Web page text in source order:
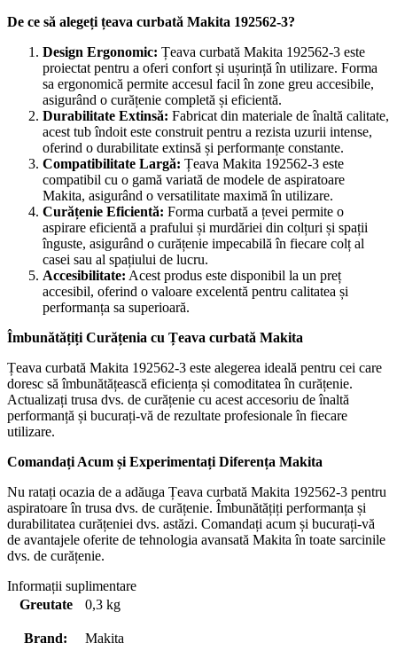
De ce să alegeți țeava curbată Makita 192562-3?
Design Ergonomic: Țeava curbată Makita 192562-3 este
proiectat pentru a oferi confort și ușurință în utilizare. Forma
sa ergonomică permite accesul facil în zone greu accesibile,
asigurând o curățenie completă și eficientă.
Durabilitate Extinsă: Fabricat din materiale de înaltă calitate,
acest tub îndoit este construit pentru a rezista uzurii intense,
oferind o durabilitate extinsă și performanțe constante.
Compatibilitate Largă: Țeava Makita 192562-3 este
compatibil cu o gamă variată de modele de aspiratoare
Makita, asigurând o versatilitate maximă în utilizare.
Curățenie Eficientă: Forma curbată a țevei permite o
aspirare eficientă a prafului și murdăriei din colțuri și spații
înguste, asigurând o curățenie impecabilă în fiecare colț al
casei sau al spațiului de lucru.
Accesibilitate: Acest produs este disponibil la un preț
accesibil, oferind o valoare excelentă pentru calitatea și
performanța sa superioară.
Îmbunătățiți Curățenia cu Țeava curbată Makita
Țeava curbată Makita 192562-3 este alegerea ideală pentru cei care
doresc să îmbunătățească eficiența și comoditatea în curățenie.
Actualizați trusa dvs. de curățenie cu acest accesoriu de înaltă
performanță și bucurați-vă de rezultate profesionale în fiecare
utilizare.
Comandați Acum și Experimentați Diferența Makita
Nu ratați ocazia de a adăuga Țeava curbată Makita 192562-3 pentru
aspiratoare în trusa dvs. de curățenie. Îmbunătățiți performanța și
durabilitatea curățeniei dvs. astăzi. Comandați acum și bucurați-vă
de avantajele oferite de tehnologia avansată Makita în toate sarcinile
dvs. de curățenie.
Informații suplimentare
Greutate
0,3 kg
Brand: Makita